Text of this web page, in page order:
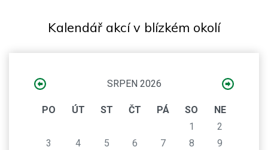
Kalendář akcí v blízkém okolí
SRPEN 2026
PO ÚT ST ČT PÁ SO
NE
1
2
3
4 5 6 7 8
9